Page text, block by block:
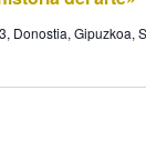
Donostia, Gipuzkoa,